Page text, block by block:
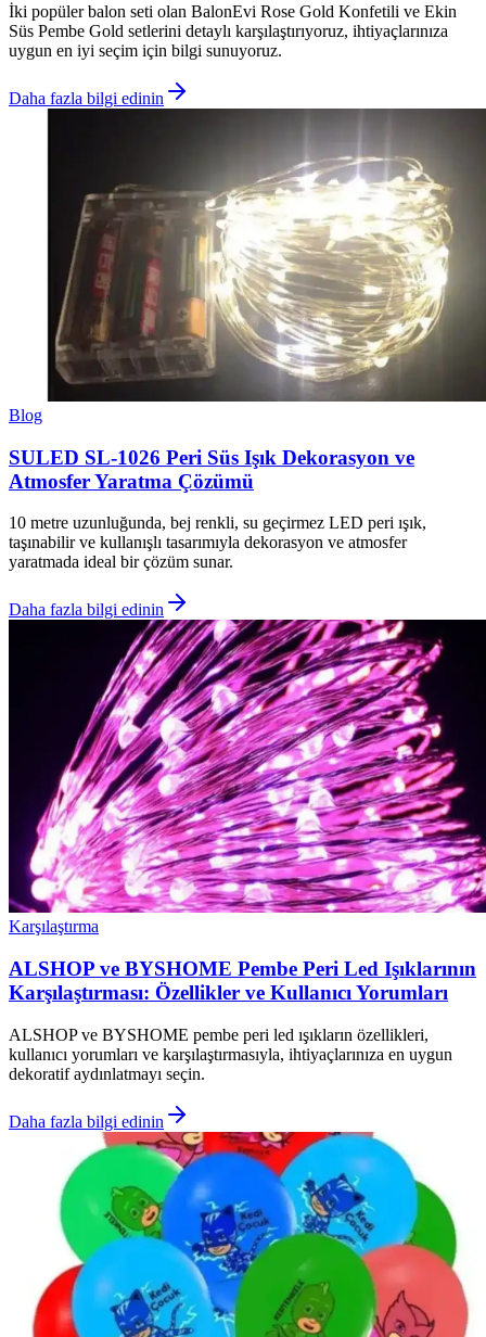
İki popüler balon seti olan BalonEvi Rose Gold Konfetili ve Ekin
Süs Pembe Gold setlerini detaylı karşılaştırıyoruz, ihtiyaçlarınıza
uygun en iyi seçim için bilgi sunuyoruz.
Daha fazla bilgi edinin
Blog
SULED SL-1026 Peri Süs Işık Dekorasyon ve
Atmosfer Yaratma Çözümü
10 metre uzunluğunda, bej renkli, su geçirmez LED peri ışık,
taşınabilir ve kullanışlı tasarımıyla dekorasyon ve atmosfer
yaratmada ideal bir çözüm sunar.
Daha fazla bilgi edinin
Karşılaştırma
ALSHOP ve BYSHOME Pembe Peri Led Işıklarının
Karşılaştırması: Özellikler ve Kullanıcı Yorumları
ALSHOP ve BYSHOME pembe peri led ışıkların özellikleri,
kullanıcı yorumları ve karşılaştırmasıyla, ihtiyaçlarınıza en uygun
dekoratif aydınlatmayı seçin.
Daha fazla bilgi edinin